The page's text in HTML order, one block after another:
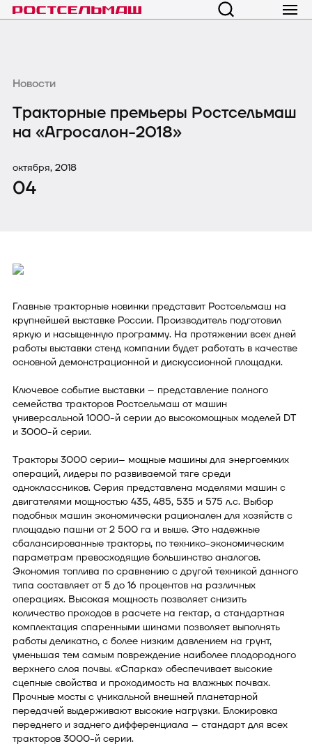
Новости
Тракторные премьеры Ростсельмаш
на «Агросалон-2018»
октября, 2018
04
Главные тракторные новинки представит Ростсельмаш на
крупнейшей выставке России. Производитель подготовил
яркую и насыщенную программу. На протяжении всех дней
работы выставки стенд компании будет работать в качестве
основной демонстрационной и дискуссионной площадки.
Ключевое событие выставки – представление полного
семейства тракторов Ростсельмаш от машин
универсальной 1000-й серии до высокомощных моделей DT
и 3000-й серии.
Тракторы 3000 серии– мощные машины для энергоемких
операций, лидеры по развиваемой тяге среди
одноклассников. Серия представлена моделями машин с
двигателями мощностью 435, 485, 535 и 575 л.с. Выбор
подобных машин экономически рационален для хозяйств с
площадью пашни от 2 500 га и выше. Это надежные
сбалансированные тракторы, по технико-экономическим
параметрам превосходящие большинство аналогов.
Экономия топлива по сравнению с другой техникой данного
типа составляет от 5 до 16 процентов на различных
операциях. Высокая мощность позволяет снизить
количество проходов в расчете на гектар, а стандартная
комплектация спаренными шинами позволяет выполнять
работы деликатно, с более низким давлением на грунт,
уменьшая тем самым повреждение наиболее плодородного
верхнего слоя почвы. «Спарка» обеспечивает высокие
сцепные свойства и проходимость на влажных почвах.
Прочные мосты с уникальной внешней планетарной
передачей выдерживают высокие нагрузки. Блокировка
переднего и заднего дифференциала – стандарт для всех
тракторов 3000-й серии.